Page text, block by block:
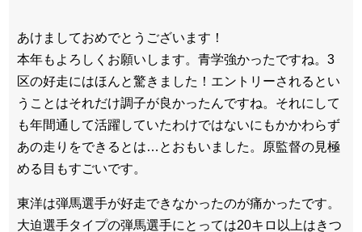
あけましておめでとうございます！
本年もよろしくお願いします。青学強かったですね。3
区の好走にはほんと驚きました！エントリーされるとい
うことはそれだけ調子が良かったんですね。それにして
も年間通して活躍していたわけではないにもかかわらず
あの走りをできるとは…とおもいました。原監督の見極
める目もすごいです。
東洋は弾馬選手が好走できなかったのが痛かったです。
大迫選手タイプの弾馬選手にとっては20キロ以上はきつ